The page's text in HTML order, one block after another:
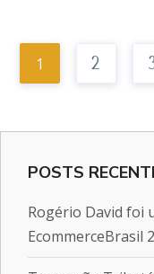
1 2
POSTS
Rogério David foi
EcommerceBrasil